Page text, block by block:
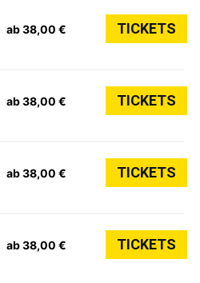
ab 38,00 € TICKETS
ab 38,00 € TICKETS
ab 38,00 € TICKETS
ab 38,00 € TICKETS